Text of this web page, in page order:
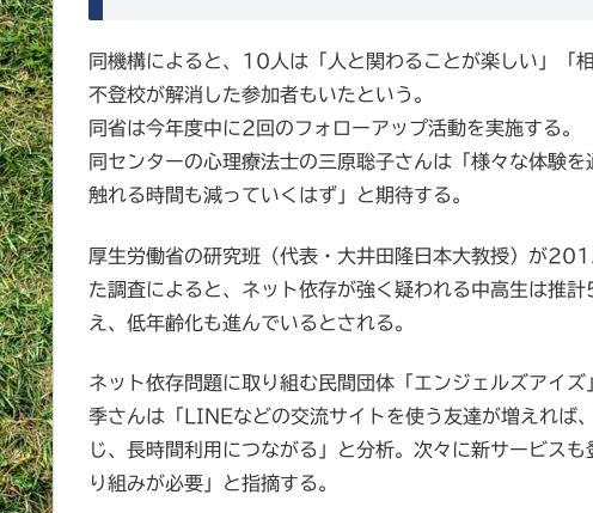
同機構によると、10人は「人と関わることが楽しい」「
不登校が解消した参加者もいたという。
同省は今年度中に2回のフォローアップ活動を実施する。
同センターの心理療法士の三原聡子さんは「様々な体験
触れる時間も減っていくはず」と期待する。
厚生労働省の研究班（代表・大井田隆日本大教授）が
た調査によると、ネット依存が強く疑われる中高生は推
え、低年齢化も進んでいるとされる。
ネット依存問題に取り組む民間団体「エンジェルズアイ
季さんは「LINEなどの交流サイトを使う友達が増えれば
じ、長時間利用につながる」と分析。次々に新サービス
り組みが必要」と指摘する。